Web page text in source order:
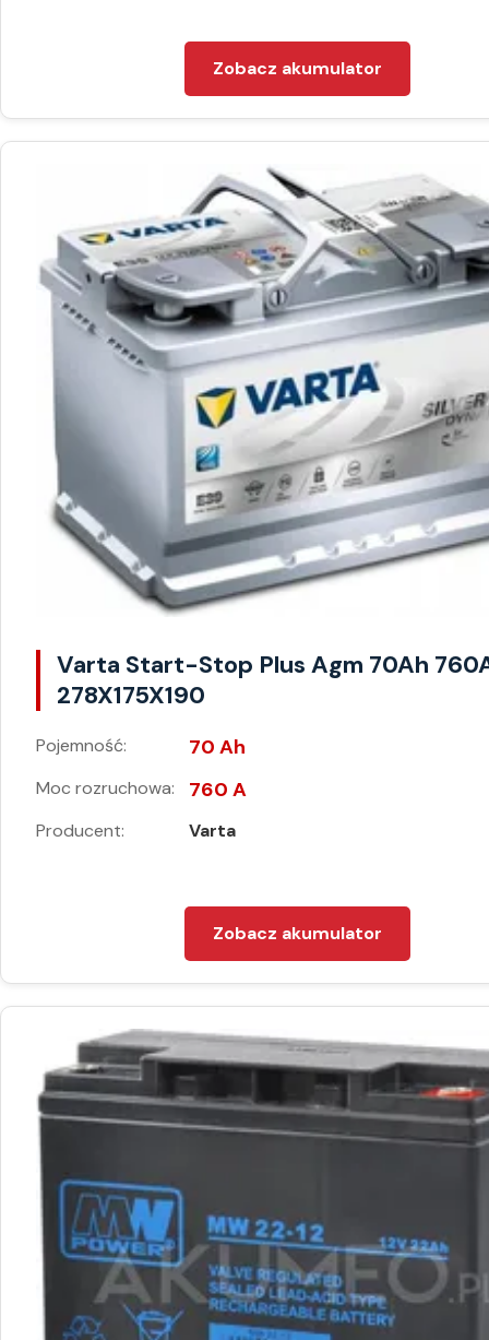
Zobacz akumulator
Varta Start-Stop Plus Agm 70Ah
278X175X190
Pojemność: 70 Ah
Moc rozruchowa: 760 A
Producent: Varta
Zobacz akumulator